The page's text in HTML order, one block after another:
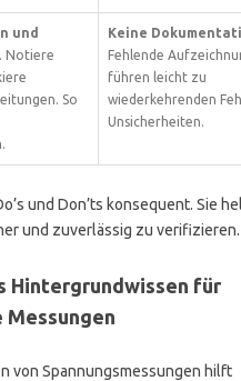
und
. Notiere
So
Keine
Fehlende
führen leicht zu
wiederkehrenden
Unsicherheiten.
und Don’ts konsequent. Sie
und zuverlässig zu verifizieren.
Hintergrundwissen für
Messungen
von Spannungsmessungen hilft